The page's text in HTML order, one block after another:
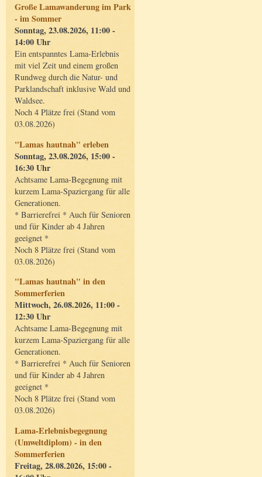
Große Lamawanderung im Park
- im Sommer
Sonntag, 23.08.2026, 11:00 -
14:00 Uhr
Ein entspanntes Lama-Erlebnis
mit viel Zeit und einem großen
Rundweg durch die Natur- und
Parklandschaft inklusive Wald und
Waldsee.
Noch 4 Plätze frei (Stand vom
03.08.2026)
"Lamas hautnah" erleben
Sonntag, 23.08.2026, 15:00 -
16:30 Uhr
Achtsame Lama-Begegnung mit
kurzem Lama-Spaziergang für alle
Generationen.
* Barrierefrei * Auch für Senioren
und für Kinder ab 4 Jahren
geeignet *
Noch 8 Plätze frei (Stand vom
03.08.2026)
"Lamas hautnah" in den
Sommerferien
Mittwoch, 26.08.2026, 11:00 -
12:30 Uhr
Achtsame Lama-Begegnung mit
kurzem Lama-Spaziergang für alle
Generationen.
* Barrierefrei * Auch für Senioren
und für Kinder ab 4 Jahren
geeignet *
Noch 8 Plätze frei (Stand vom
03.08.2026)
Lama-Erlebnisbegegnung
(Umweltdiplom) - in den
Sommerferien
Freitag, 28.08.2026, 15:00 -